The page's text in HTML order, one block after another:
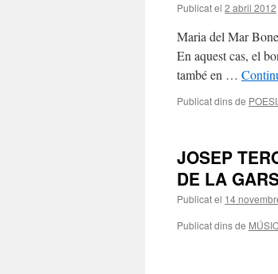
Publicat el 2 abril 2012
Maria del Mar
En aquest cas, el
també en …
Publicat dins de
JOSEP
DE LA
Publicat el 14
Publicat dins de